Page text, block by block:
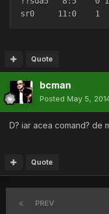
sr0     11:0    1
Quote
bcman
Posted May 5,
D? iar acea comand? de
Quote
PREV